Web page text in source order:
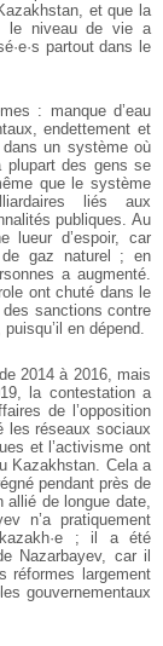
et que la
le niveau de vie a
partout dans le
: manque d’eau
endettement et
un système où
plupart des gens se
que le système
liés aux
publiques. Au
lueur d’espoir, car
de gaz naturel ; en
a augmenté.
ont chuté dans le
sanctions contre
en dépend.
2014 à 2016, mais
la contestation a
de l’opposition
les réseaux sociaux
et l’activisme ont
Kazakhstan. Cela a
pendant près de
allié de longue date,
n’a pratiquement
kazakh·e ; il a été
Nazarbayev, car il
réformes largement
gouvernementaux